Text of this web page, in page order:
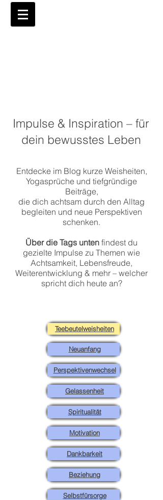
Impulse & Inspiration – für
dein bewusstes Leben
Entdecke im Blog kurze Weisheiten,
Yogasprüche und tiefgründige
Beiträge,
die dich achtsam durch den Alltag
begleiten und neue Perspektiven
schenken.
Über die Tags unten findest du
gezielte Impulse zu Themen wie
Achtsamkeit, Lebensfreude,
Weiterentwicklung & mehr – welcher
spricht dich heute an?
Teebeutelweisheiten
Neuanfang
Perspektivenwechsel
Gelassenheit
Spiritualität
Motivation
Dankbarkeit
Beziehung
Selbstfürsorge